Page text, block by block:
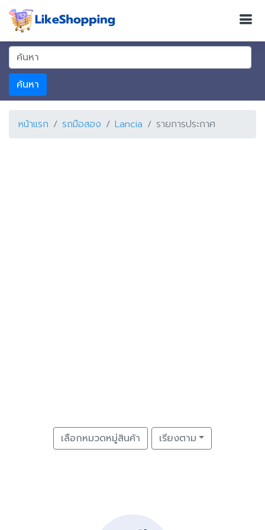
ค้นหา
หน้าแรก รถมือสอง Lancia รายการประกาศ
เลือกหมวดหมู่สินค้า เรียงตาม